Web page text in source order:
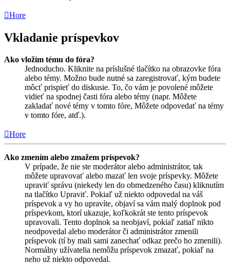
Hore
Vkladanie príspevkov
Ako vložím tému do fóra?
Jednoducho. Kliknite na príslušné tlačítko na obrazovke fóra
alebo témy. Možno bude nutné sa zaregistrovať, kým budete
môcť prispieť do diskusie. To, čo vám je povolené môžete
vidieť na spodnej časti fóra alebo témy (napr. Môžete
zakladať nové témy v tomto fóre, Môžete odpovedať na témy
v tomto fóre, atď.).
Hore
Ako zmením alebo zmažem príspevok?
V prípade, že nie ste moderátor alebo administrátor, tak
môžete upravovať alebo mazať len svoje príspevky. Môžete
upraviť správu (niekedy len do obmedzeného času) kliknutím
na tlačítko Upraviť. Pokiaľ už niekto odpovedal na váš
príspevok a vy ho upravíte, objaví sa vám malý doplnok pod
príspevkom, ktorí ukazuje, koľkokrát ste tento príspevok
upravovali. Tento doplnok sa neobjaví, pokiaľ zatiaľ nikto
neodpovedal alebo moderátor či administrátor zmenili
príspevok (tí by mali sami zanechať odkaz prečo ho zmenili).
Normálny užívatelia nemôžu príspevok zmazať, pokiaľ na
neho už niekto odpovedal.